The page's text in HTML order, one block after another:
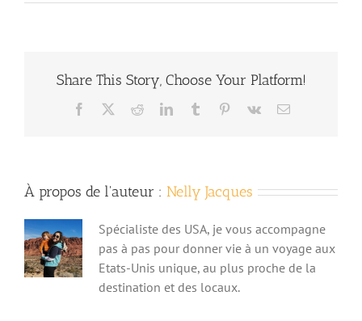
Share This Story, Choose Your Platform!
Facebook RedditLinkedInTumblr Pinterest
Vk Email
À propos de l'auteur : Nelly Jacques
Spécialiste des USA, je vous accompagne
pas à pas pour donner vie à un voyage aux
Etats-Unis unique, au plus proche de la
destination et des locaux.